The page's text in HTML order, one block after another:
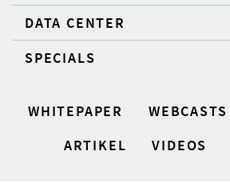
DATA CENTER
SPECIALS
WHITEPAPER WEBCASTS
ARTIKEL
VIDEOS